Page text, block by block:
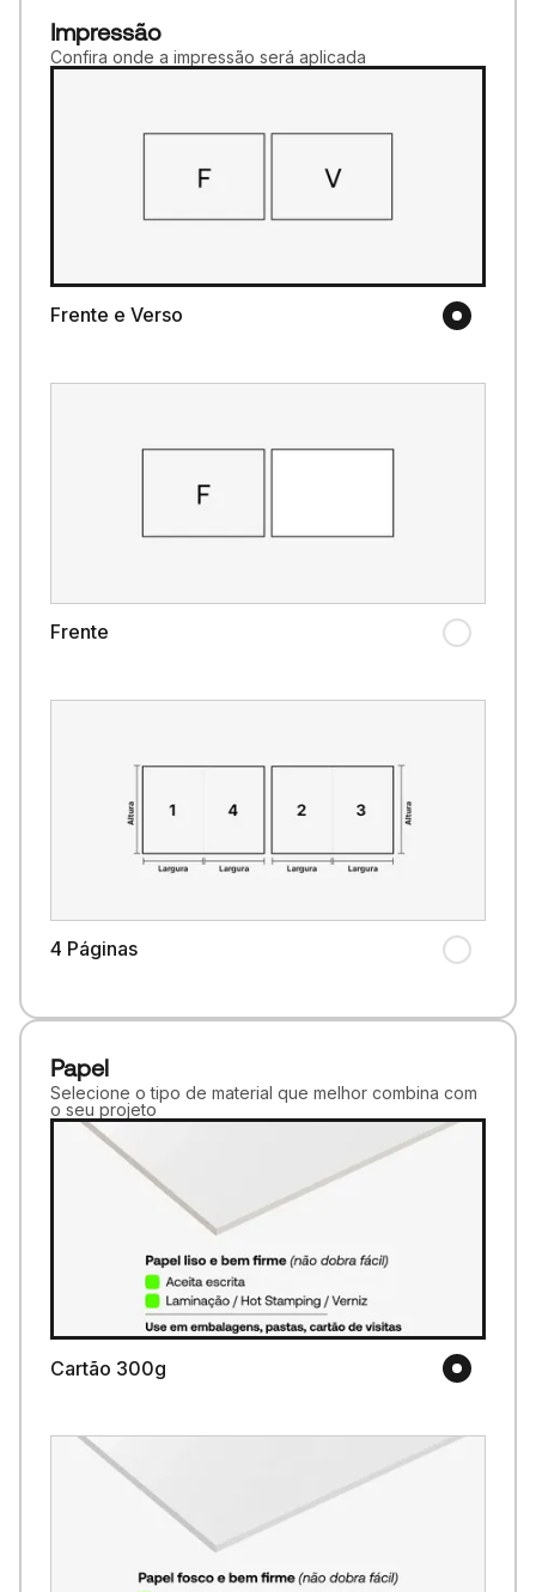
Impressão
Confira onde a impressão será aplicada
Frente e Verso
Frente
4 Páginas
Papel
Selecione o tipo de material que melhor combina com
o seu projeto
Cartão 300g